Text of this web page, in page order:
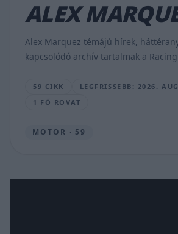
ALEX
Alex Marquez témájú hírek,
kapcsolódó archív tartalmak a
59 CIKK
LEGFRISSEBB: 2026.
1 FŐ ROVAT
MOTOR · 59
MotoGP
Nagydíjának
hétvégéjét
2026.